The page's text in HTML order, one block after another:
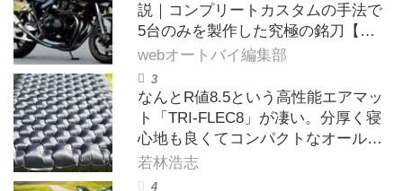
説｜コンプリートカスタムの手法で
5台のみを製作した究極の銘刀【ヨ
シムラ伝】
webオートバイ編集部
なんとR値8.5という高性能エアマッ
ト「TRI-FLEC8」が凄い。分厚く寝
心地も良くてコンパクトなオールシ
ーズン対応マットを試してみた〈若
林浩志のスーパー・カブカブ・ダイ
若林浩志